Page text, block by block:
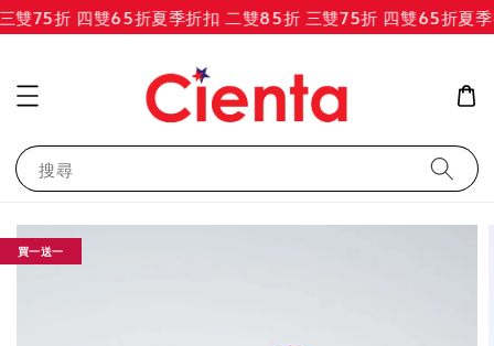
75折 四雙65折夏季折扣 二雙85折 三雙75折 四雙65折夏季
搜尋
買一送一